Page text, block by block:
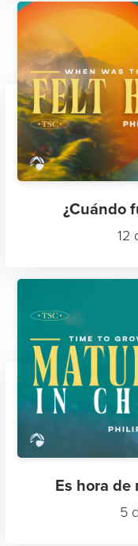
¿Cuándo
12
Es hora de
5